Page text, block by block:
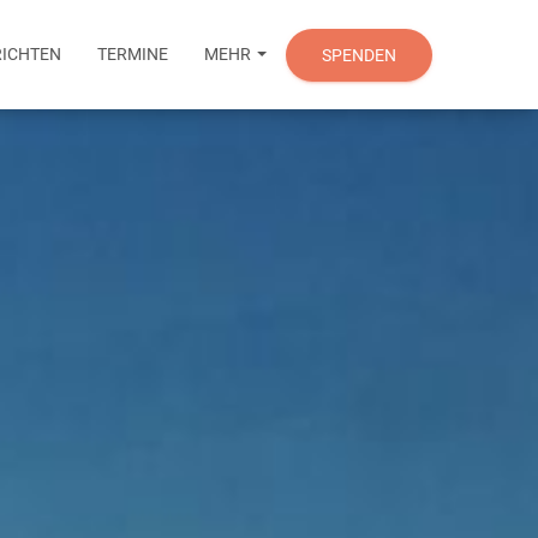
TERMINE MEHR SPENDEN